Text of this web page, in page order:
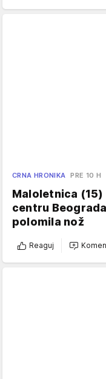
CRNA HRONIKA PRE 10 H
Maloletnica (15)
centru
polomila nož
Reaguj